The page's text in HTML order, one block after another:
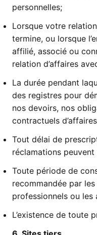
personnelles;
Lorsque votre
termine, ou lorsque
affilié, associé ou
relation d’affaires
La durée pendant
des registres pour
nos devoirs, nos
contractuels
Tout délai de
réclamations
Toute période de
recommandée par
professionnels ou les
L’existence de toute